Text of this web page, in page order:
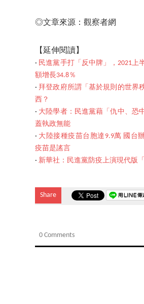
◎文章來源：觀察者網
【延伸閱讀】
‧ 民進黨手打「反中牌」，2021上
額增長34.8％
‧ 拜登政府所謂「基於規則的世界
西？
‧ 大陸學者：民進黨藉「仇中、恐
蓋執政無能
‧ 大陸接種疫苗台胞達9.9萬 國台
疫苗是謠言
‧ 新華社：民進黨防疫上演現代版
Share
0 Comments